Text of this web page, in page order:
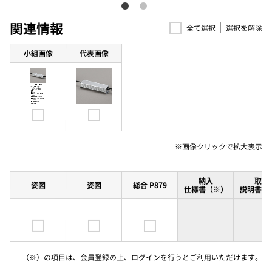
関連情報 全て選択 選択を解除
小組画像 代表画像
※画像クリックで拡大表示
姿図 姿図 総合 P879
納入
仕様書（※）
取扱
説明書
（※）の項目は、会員登録の上、ログインを行うとご利用いただけます。